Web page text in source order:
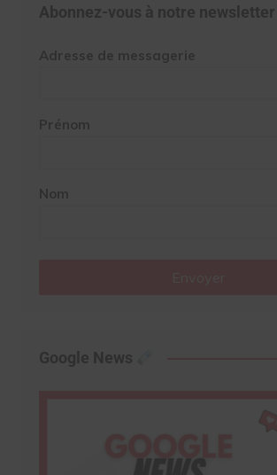
Abonnez-vous à notre newsletter
Adresse de messagerie
Prénom
Nom
Google News